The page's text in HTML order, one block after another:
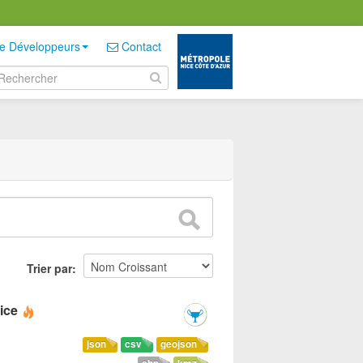
Développeurs Contact
Trier par
geojson
csv
json